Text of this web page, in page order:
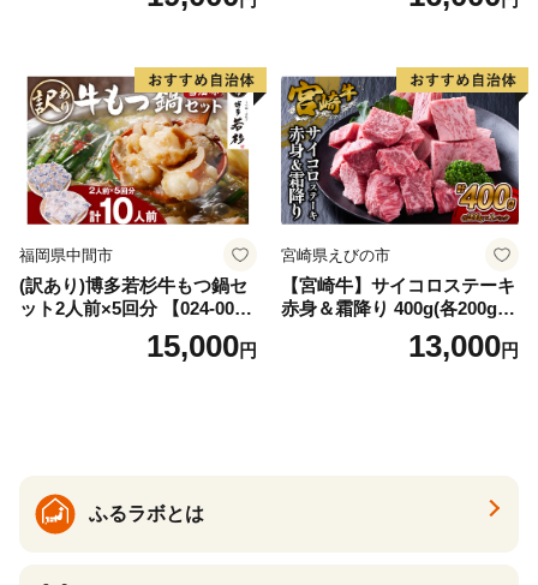
福岡県中間市
(訳あり)博多若杉牛もつ鍋セ
ット2人前×5回分 【024-002
15,000円
宮崎県えびの市
【宮崎牛】サイコロステーキ
赤身＆霜降り 400g(各200g×
１P 計2P) 真空パック 冷凍
13,000円
ふるラボとは